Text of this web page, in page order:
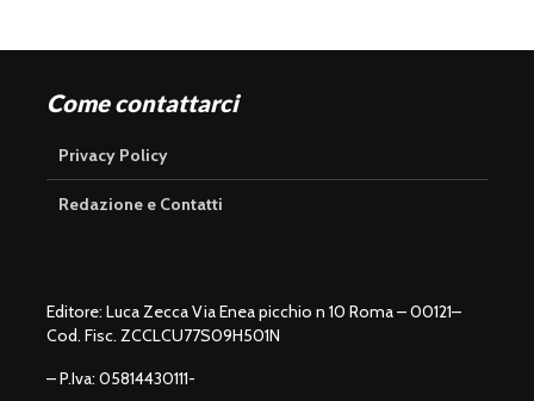
Come contattarci
Privacy Policy
Redazione e Contatti
Editore: Luca Zecca Via Enea picchio n 10 Roma – 00121–
Cod. Fisc. ZCCLCU77S09H501N
– P.Iva: 05814430111-